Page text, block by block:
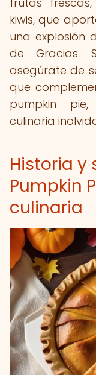
kiwis, que
una explosión
de Gracias.
asegúrate de
que
pumpkin
culinaria
Historia y
Pumpkin
culinaria